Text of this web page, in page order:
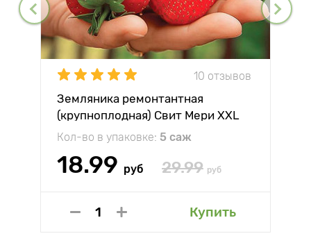
10 отзывов
Земляника ремонтантная
(крупноплодная) Свит Мери XXL
Кол-во в упаковке: 5 саж
18.99 руб 29.99 руб
Купить